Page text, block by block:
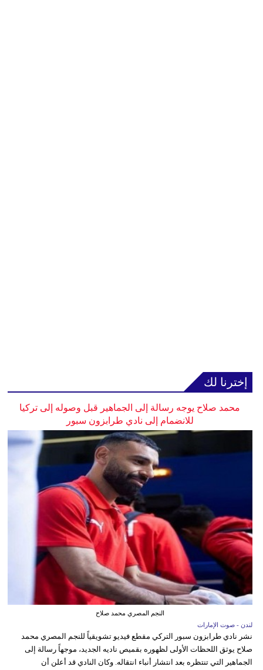
إخترنا لك
محمد صلاح يوجه رسالة إلى الجماهير قبل وصوله إلى تركيا
للانضمام إلى نادي طرابزون سبور
النجم المصري محمد صلاح
لندن - صوت الإمارات
نشر نادي طرابزون سبور التركي مقطع فيديو تشويقياً للنجم المصري محمد
صلاح يوثق اللحظات الأولى لظهوره بقميص ناديه الجديد، موجهاً رسالة إلى
الجماهير التي تنتظره بعد انتشار أنباء انتقاله. وكان النادي قد أعلن أن